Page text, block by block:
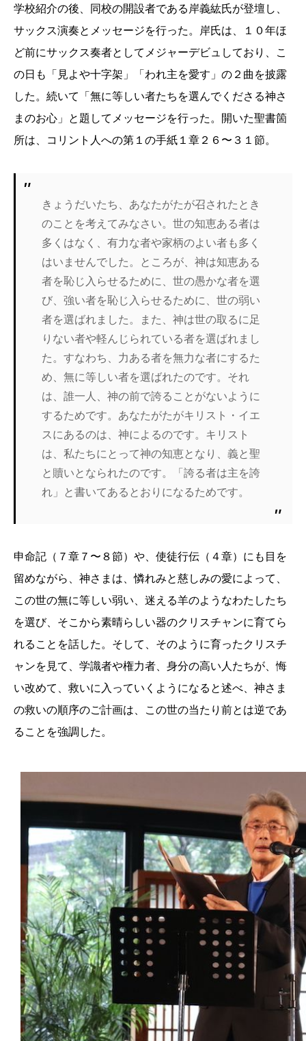
学校紹介の後、同校の開設者である岸義紘氏が登壇し、
サックス演奏とメッセージを行った。岸氏は、１０年ほ
ど前にサックス奏者としてメジャーデビュしており、こ
の日も「見よや十字架」「われ主を愛す」の２曲を披露
した。続いて「無に等しい者たちを選んでくださる神さ
まのお心」と題してメッセージを行った。開いた聖書箇
所は、コリント人への第１の手紙１章２６〜３１節。
きょうだいたち、あなたがたが召されたとき
のことを考えてみなさい。世の知恵ある者は
多くはなく、有力な者や家柄のよい者も多く
はいませんでした。ところが、神は知恵ある
者を恥じ入らせるために、世の愚かな者を選
び、強い者を恥じ入らせるために、世の弱い
者を選ばれました。また、神は世の取るに足
りない者や軽んじられている者を選ばれまし
た。すなわち、力ある者を無力な者にするた
め、無に等しい者を選ばれたのです。それ
は、誰一人、神の前で誇ることがないように
するためです。あなたがたがキリスト・イエ
スにあるのは、神によるのです。キリスト
は、私たちにとって神の知恵となり、義と聖
と贖いとなられたのです。「誇る者は主を誇
れ」と書いてあるとおりになるためです。
申命記（７章７〜８節）や、使徒行伝（４章）にも目を
留めながら、神さまは、憐れみと慈しみの愛によって、
この世の無に等しい弱い、迷える羊のようなわたしたち
を選び、そこから素晴らしい器のクリスチャンに育てら
れることを話した。そして、そのように育ったクリスチ
ャンを見て、学識者や権力者、身分の高い人たちが、悔
い改めて、救いに入っていくようになると述べ、神さま
の救いの順序のご計画は、この世の当たり前とは逆であ
ることを強調した。